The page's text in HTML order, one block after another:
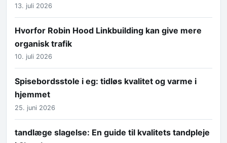
13. juli 2026
Hvorfor Robin Hood Linkbuilding kan give mere
organisk trafik
10. juli 2026
Spisebordsstole i eg: tidløs kvalitet og varme i
hjemmet
25. juni 2026
tandlæge slagelse: En guide til kvalitets tandpleje